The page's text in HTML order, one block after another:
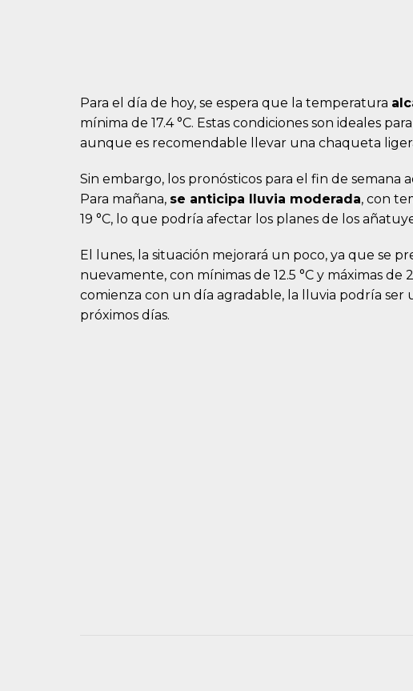
Para el día de hoy, se espera que la temperatura
mínima de 17.4 °C. Estas condiciones son ideales
aunque es recomendable llevar una chaqueta
Sin embargo, los pronósticos para el fin de semana
Para mañana, se anticipa lluvia moderada, con
19 °C, lo que podría afectar los planes de los
El lunes, la situación mejorará un poco, ya que se
nuevamente, con mínimas de 12.5 °C y máximas de
comienza con un día agradable, la lluvia podría
próximos días.